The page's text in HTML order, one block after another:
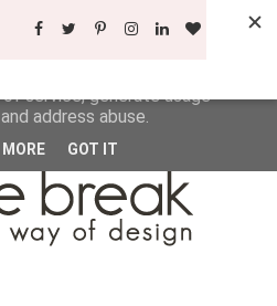
Google to deliver its services
IP address and user-agent are
performance and security
service, generate usage
address abuse.
MORE GOT IT